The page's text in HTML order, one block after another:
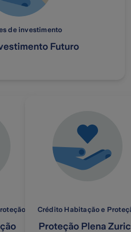
de investimento
Futuro
Crédito Habitação e
Proteção Plena